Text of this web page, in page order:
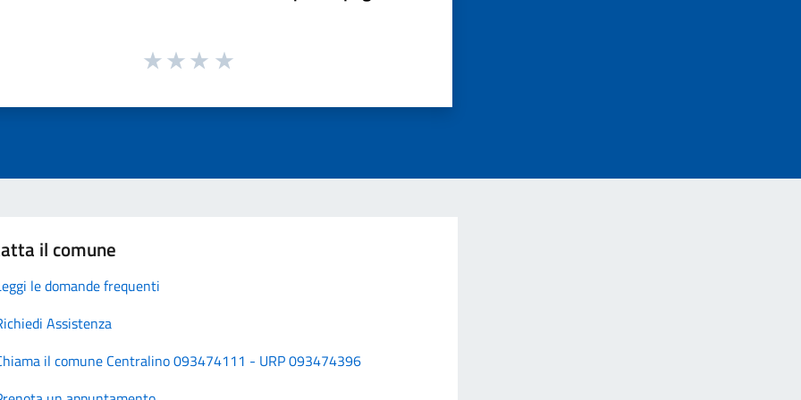
il comune
le domande frequenti
Assistenza
il comune Centralino 093474111 - URP 093474396